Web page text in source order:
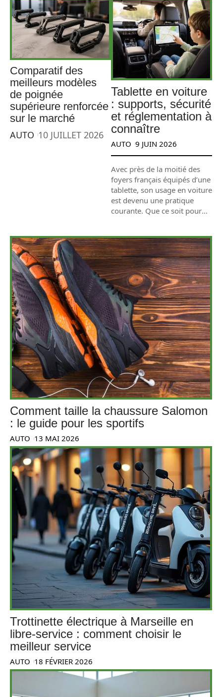
Comparatif des
meilleurs modèles
de poignée
supérieure renforcée
sur le marché
AUTO 10 JUILLET 2026
Tablette en voiture
: supports, sécurité
et réglementation à
connaître
AUTO 9 JUIN 2026
Avec près de la moitié des
foyers français équipés d’une
tablette, son usage en voiture
est devenu une pratique
courante. Que ce soit pour…
Comment taille la chaussure Salomon
: le guide pour les sportifs
AUTO 13 MAI 2026
Trottinette électrique à Marseille en
libre-service : comment choisir le
meilleur service
AUTO 18 FÉVRIER 2026